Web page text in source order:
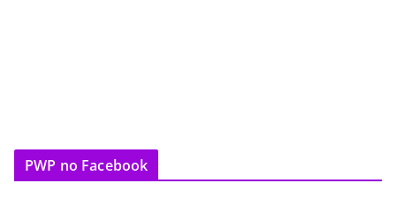
PWP no Facebook